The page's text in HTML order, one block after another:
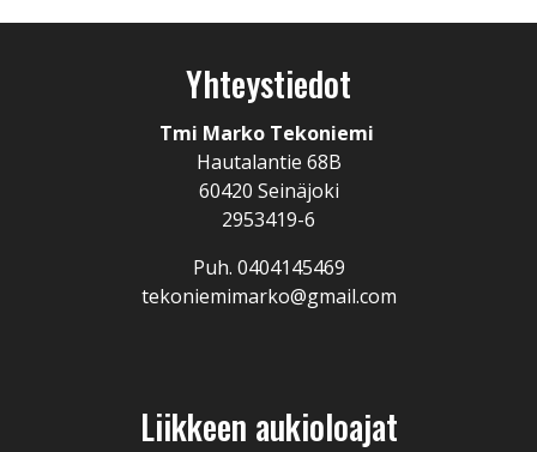
Yhteystiedot
Tmi Marko Tekoniemi
Hautalantie 68B
60420 Seinäjoki
2953419-6
Puh. 0404145469
tekoniemimarko@gmail.com
Liikkeen aukioloajat